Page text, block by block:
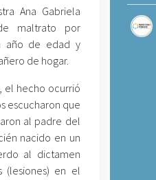
Ana Gabriela
maltrato por
año de edad y
de hogar.
el hecho ocurrió
escucharon que
al padre del
nacido en un
al dictamen
(lesiones) en el